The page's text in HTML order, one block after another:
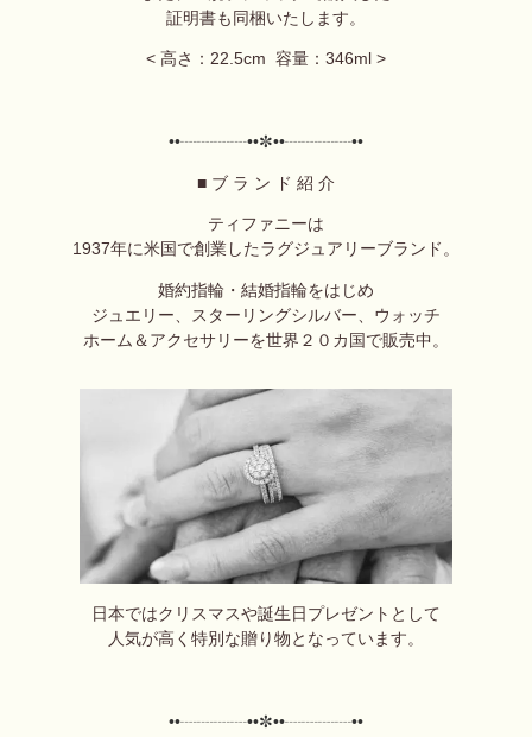
証明書も同梱いたします。
< 高さ：22.5cm 容量：346ml >
••┈┈┈┈••✼••┈┈┈┈••
■ ブ ラ ン ド 紹 介
ティファニーは
1937年に米国で創業したラグジュアリーブランド。
婚約指輪・結婚指輪をはじめ
ジュエリー、スターリングシルバー、 ウォッチ
ホーム＆アクセサリーを世界２０カ国で販売中。
日本ではクリスマスや誕生日プレゼントとして
人気が高く特別な贈り物となっています。
••┈┈┈┈••✼••┈┈┈┈••